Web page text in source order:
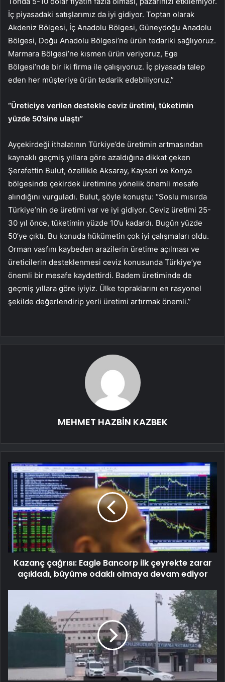
İç piyasadaki satışlarımız da iyi gidiyor. Toptan olarak
Akdeniz Bölgesi, İç Anadolu Bölgesi, Güneydoğu Anadolu
Bölgesi, Doğu Anadolu Bölgesi’ne ürün tedariki sağlıyoruz.
Marmara Bölgesi’ne kısmen ürün veriyoruz, Ege
Bölgesi’nde bir iki firma ile çalışıyoruz. İç piyasada talep
eden her müşteriye ürün tedarik edebiliyoruz.”
“Üreticiye verilen destekle ceviz üretimi, tüketimin
yüzde 50’sine ulaştı”
Ayçekirdeği ithalatının Türkiye’de üretimin artmasından
kaynaklı geçmiş yıllara göre azaldığına dikkat çeken
Şerafettin Bulut, özellikle Aksaray, Kayseri ve Konya
bölgesinde çekirdek üretimine yönelik önemli mesafe
alındığını vurguladı. Bulut, şöyle konuştu: “Soslu mısırda
Türkiye’nin de üretimi var ve iyi gidiyor. Ceviz üretimi 25-
30 yıl önce, tüketimin yüzde 10’u kadardı. Bugün yüzde
50’ye çıktı. Bu konuda hükümetin çok iyi çalışmaları oldu.
Orman vasfını kaybeden arazilerin üretime açılması ve
üreticilerin desteklenmesi ceviz konusunda Türkiye’ye
önemli bir mesafe kaydettirdi. Badem üretiminde de
geçmiş yıllara göre iyiyiz. Ülke topraklarını en rasyonel
şekilde değerlendirip yerli üretimi artırmak önemli.”
MEHMET HAZBİN KAZBEK
Kazanç çağrısı: Eagle Bancorp ilk çeyrekte zarar
açıkladı, büyüme odaklı olmaya devam ediyor